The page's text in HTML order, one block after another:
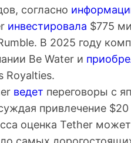
согласно
инвестировала $775
В 2025 году
Be Water и
Royalties.
ведет переговоры с
привлечение
оценка Tether